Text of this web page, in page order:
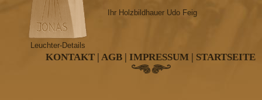
Leuchter-Details
Ihr Holzbildhauer Udo Feig
KONTAKT | AGB | IMPRESSUM | STARTSEITE